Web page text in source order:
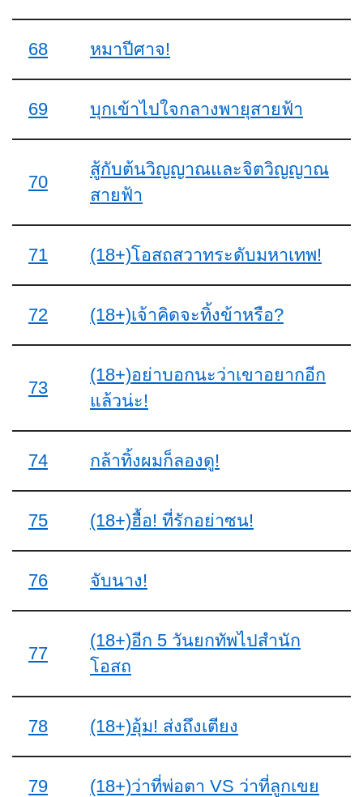
68 หมาปีศาจ!
69 บุกเข้าไปใจกลางพายุสายฟ้า
70
สู้กับต้นวิญญาณและจิตวิญญาณ
สายฟ้า
71 (18+)โอสถสวาทระดับมหาเทพ!
72 (18+)เจ้าคิดจะทิ้งข้าหรือ?
73
(18+)อย่าบอกนะว่าเขาอยากอีก
แล้วน่ะ!
74 กล้าทิ้งผมก็ลองดู!
75 (18+)ฮื้อ! ที่รักอย่าซน!
76 จับนาง!
77
(18+)อีก 5 วันยกทัพไปสำนัก
โอสถ
78 (18+)อุ้ม! ส่งถึงเตียง
79 (18+)ว่าที่พ่อตา VS ว่าที่ลูกเขย